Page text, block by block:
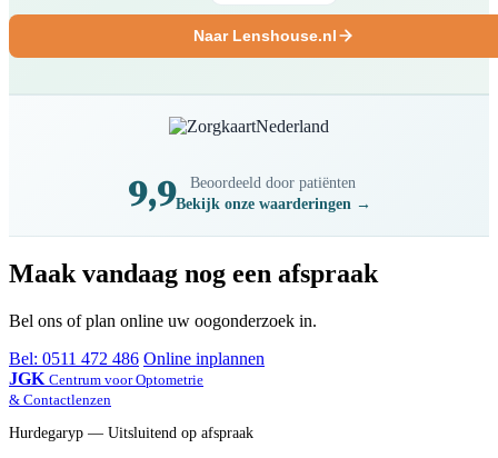
Naar Lenshouse.nl
9,9
Beoordeeld door patiënten
Bekijk onze waarderingen →
Maak vandaag nog een afspraak
Bel ons of plan online uw oogonderzoek in.
Bel: 0511 472 486 Online inplannen
JGK Centrum voor Optometrie
& Contactlenzen
Hurdegaryp — Uitsluitend op afspraak